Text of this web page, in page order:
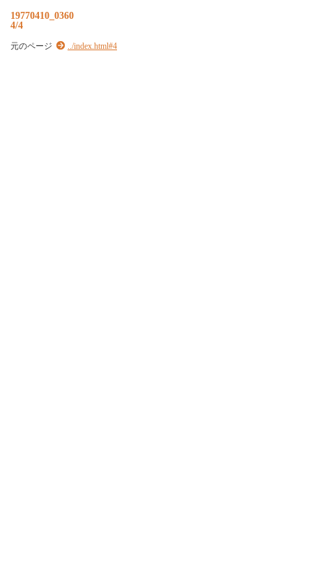
19770410_0360
4/4
元のページ ../index.html#4